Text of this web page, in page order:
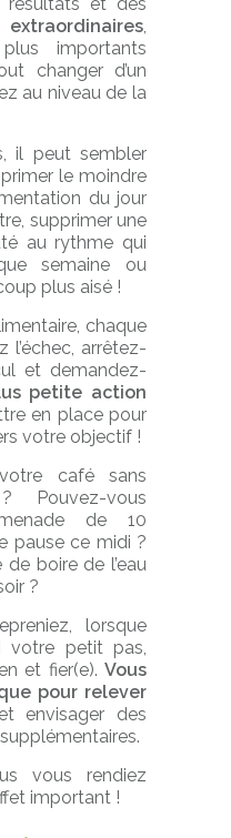
,
importants
changer d’un
au niveau de la
il peut sembler
le moindre
du jour
supprimer une
au rythme qui
semaine ou
plus aisé !
chaque
l’échec, arrêtez-
et demandez-
petite action
en place pour
votre objectif !
café sans
vous
de 10
pause ce midi ?
boire de l’eau
?
lorsque
votre petit pas,
et fier(e). Vous
pour relever
envisager des
vous rendiez
important !